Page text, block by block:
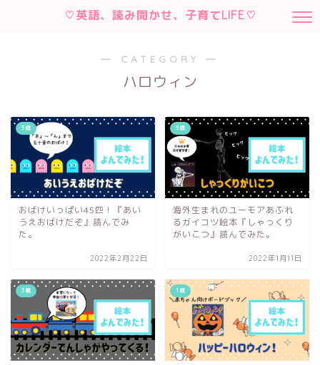
♡英語、読み聞かせ、子育てLIFE♡
― CATEGORY ―
ハロウィン
3歳
おばけいっぱい45匹！『あい
うえおばけだぞ』読んでみ
た。
2022年2月22日
3歳
海外生まれのユーモアあふれ
るガイコツ絵本『しゃっくり
がいこつ』読んでみた。
2022年1月11日
3歳 1歳